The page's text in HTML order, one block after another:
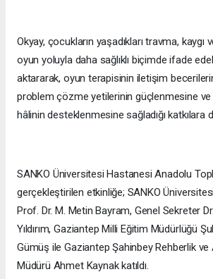
Okyay, çocukların yaşadıkları travma, kaygı
oyun yoluyla daha sağlıklı biçimde ifade
aktararak, oyun terapisinin iletişim
problem çözme yetilerinin güçlenmesine ve
hâlinin desteklenmesine sağladığı katkılara
SANKO Üniversitesi Hastanesi Anadolu
gerçekleştirilen etkinliğe; SANKO Üniversitesi
Prof. Dr. M. Metin Bayram, Genel Sekreter
Yıldırım, Gaziantep Milli Eğitim Müdürlüğü
Gümüş ile Gaziantep Şahinbey Rehberlik ve
Müdürü Ahmet Kaynak katıldı.